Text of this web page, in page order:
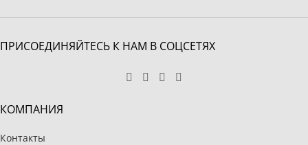
ПРИСОЕДИНЯЙТЕСЬ К НАМ В СОЦСЕТЯХ
КОМПАНИЯ
Контакты